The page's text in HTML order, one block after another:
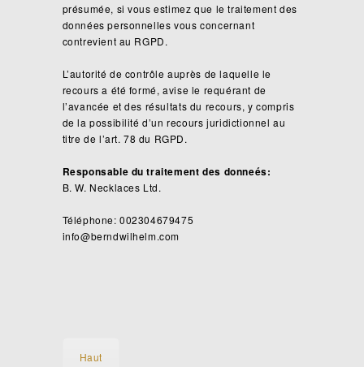
présumée, si vous estimez que le traitement des
données personnelles vous concernant
contrevient au RGPD.
L’autorité de contrôle auprès de laquelle le
recours a été formé, avise le requérant de
l’avancée et des résultats du recours, y compris
de la possibilité d’un recours juridictionnel au
titre de l’art. 78 du RGPD.
Responsable du traitement des donneés:
B. W. Necklaces Ltd.
Téléphone: 002304679475
info@berndwilhelm.com
Haut